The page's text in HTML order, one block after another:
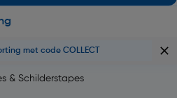
met code COLLECT
& Schilderstapes